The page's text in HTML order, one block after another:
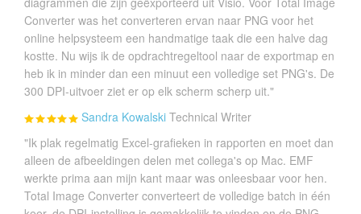
Converter was het converteren ervan naar PNG voor het
online helpsysteem een handmatige taak die een halve dag
kostte. Nu wijs ik de opdrachtregeltool naar de exportmap en
heb ik in minder dan een minuut een volledige set PNG's. De
300 DPI-uitvoer ziet er op elk scherm scherp uit."
Sandra Kowalski Technical Writer
"Ik plak regelmatig Excel-grafieken in rapporten en moet dan
alleen de afbeeldingen delen met collega's op Mac. EMF
werkte prima aan mijn kant maar was onleesbaar voor hen.
Total Image Converter converteert de volledige batch in één